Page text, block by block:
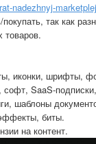
nadezhnyj-
так как
товаров.
иконки, шрифты,
софт, SaaS-
шаблоны
биты.
на контент.